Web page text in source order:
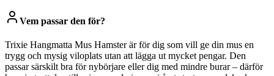
Vem passar den för?
Trixie Hangmatta Mus Hamster är för dig som vill ge din mus en
trygg och mysig viloplats utan att lägga ut mycket pengar. Den
passar särskilt bra för nybörjare eller dig med mindre burar – därför